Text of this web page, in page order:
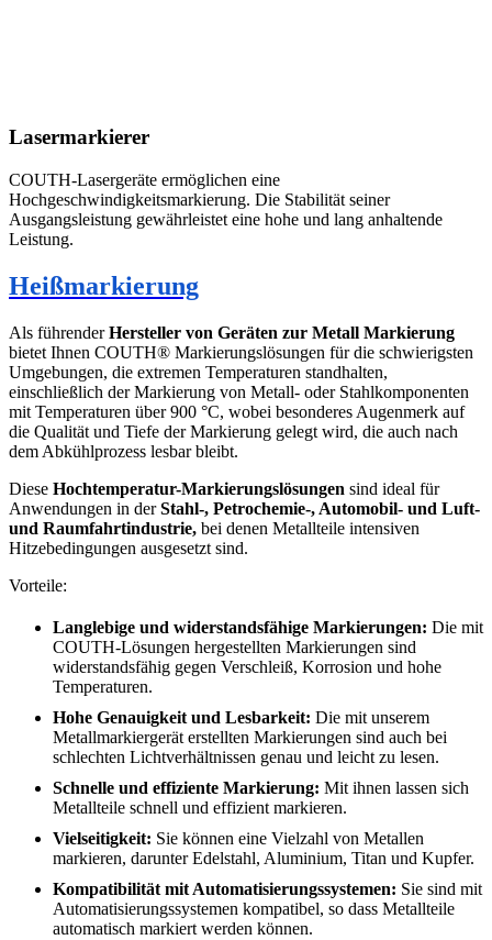
Lasermarkierer
COUTH-Lasergeräte ermöglichen eine
Hochgeschwindigkeitsmarkierung. Die Stabilität seiner
Ausgangsleistung gewährleistet eine hohe und lang anhaltende
Leistung.
Heißmarkierung
Als führenderHersteller von Geräten zur Metall Markierung
bietet Ihnen COUTH® Markierungslösungen für die schwierigsten
Umgebungen, die extremen Temperaturen standhalten,
einschließlich der Markierung von Metall- oder Stahlkomponenten
mit Temperaturen über 900 °C, wobei besonderes Augenmerk auf
die Qualität und Tiefe der Markierung gelegt wird, die auch nach
dem Abkühlprozess lesbar bleibt.
Diese Hochtemperatur-Markierungslösungen sind ideal für
Anwendungen in derStahl-, Petrochemie-, Automobil- und Luft-
und Raumfahrtindustrie, bei denen Metallteile intensiven
Hitzebedingungen ausgesetzt sind.
Vorteile:
Langlebige und widerstandsfähige Markierungen: Die mit
COUTH-Lösungen hergestellten Markierungen sind
widerstandsfähig gegen Verschleiß, Korrosion und hohe
Temperaturen.
Hohe Genauigkeit und Lesbarkeit: Die mit unserem
Metallmarkiergerät erstellten Markierungen sind auch bei
schlechten Lichtverhältnissen genau und leicht zu lesen.
Schnelle und effiziente Markierung: Mit ihnen lassen sich
Metallteile schnell und effizient markieren.
Vielseitigkeit: Sie können eine Vielzahl von Metallen
markieren, darunter Edelstahl, Aluminium, Titan und Kupfer.
Kompatibilität mit Automatisierungssystemen: Sie sind mit
Automatisierungssystemen kompatibel, so dass Metallteile
automatisch markiert werden können.